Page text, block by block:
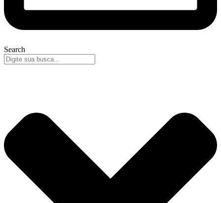
Search